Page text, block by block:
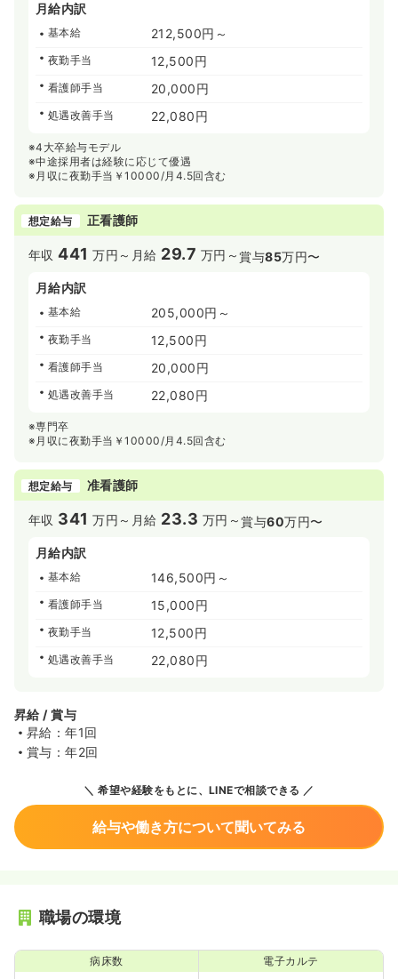
月給内訳
基本給 212,500円～
夜勤手当 12,500円
看護師手当 20,000円
処遇改善手当 22,080円
※4大卒給与モデル
※中途採用者は経験に応じて優遇
※月収に夜勤手当￥10000/月4.5回含む
想定給与 正看護師
年収441 万円～ 月給 29.7 万円～賞与85万円〜
月給内訳
基本給 205,000円～
夜勤手当 12,500円
看護師手当 20,000円
処遇改善手当 22,080円
※専門卒
※月収に夜勤手当￥10000/月4.5回含む
想定給与 准看護師
年収 341 万円～ 月給 23.3 万円～賞与60万円〜
月給内訳
基本給 146,500円～
看護師手当 15,000円
夜勤手当 12,500円
処遇改善手当 22,080円
昇給 / 賞与
昇給：年1回
賞与：年2回
希望や経験をもとに、LINEで相談できる
給与や働き方について聞いてみる
職場の環境
病床数 電子カルテ